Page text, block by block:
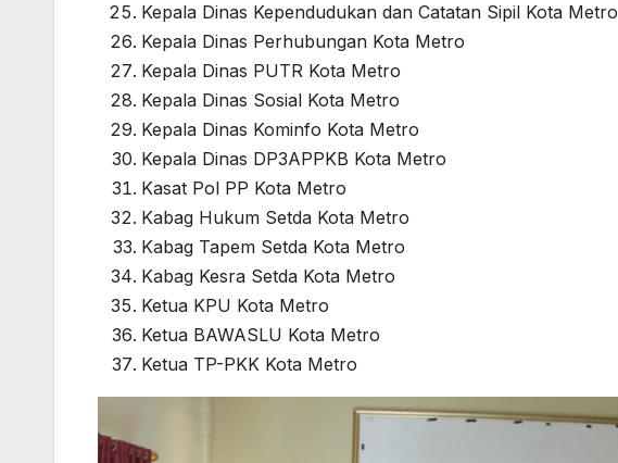
Kepala Dinas Kependudukan dan Catatan Sipil Kota Metro
Kepala Dinas Perhubungan Kota Metro
Kepala Dinas PUTR Kota Metro
Kepala Dinas Sosial Kota Metro
Kepala Dinas Kominfo Kota Metro
Kepala Dinas DP3APPKB Kota Metro
Kasat Pol PP Kota Metro
Kabag Hukum Setda Kota Metro
Kabag Tapem Setda Kota Metro
Kabag Kesra Setda Kota Metro
Ketua KPU Kota Metro
Ketua BAWASLU Kota Metro
Ketua TP-PKK Kota Metro